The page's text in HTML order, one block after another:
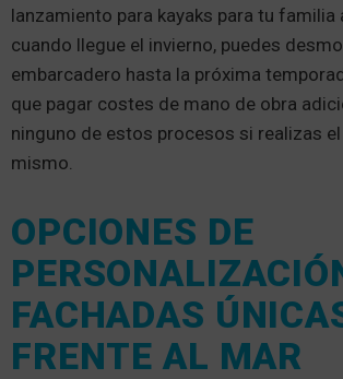
lanzamiento para kayaks para tu familia
cuando llegue el invierno, puedes
embarcadero hasta la próxima
que pagar costes de mano de obra
ninguno de estos procesos si realizas
mismo.
OPCIONES DE
FACHADAS
FRENTE AL MAR